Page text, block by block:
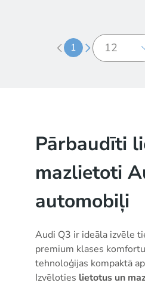
1
Pārbaudīti
mazlietoti
automobiļi
Audi Q3 ir ideāla izvēle
premium klases
tehnoloģijas kompaktā
Izvēloties lietotus un